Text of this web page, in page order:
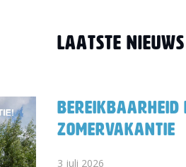
Laatste nieuws
Bereikbaarheid
zomervakantie
3 juli 2026